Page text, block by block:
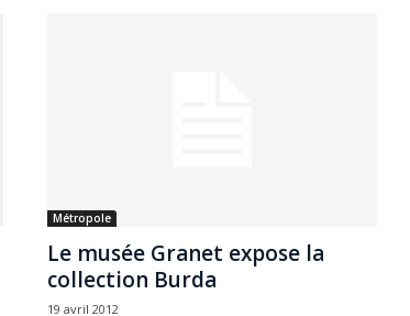
Métropole
Le musée Granet expose la
collection Burda
19 avril 2012